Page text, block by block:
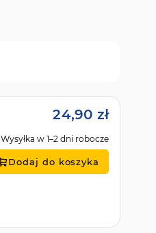
24,90 zł
Wysyłka w 1–2 dni robocze
Dodaj do koszyka